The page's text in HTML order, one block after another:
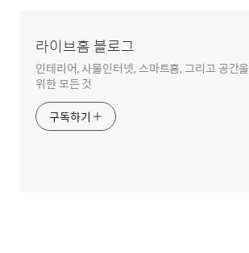
라이브홈 블로그
인테리어, 사물인터넷, 스마트홈, 그리고 공간을
위한 모든 것
구독하기